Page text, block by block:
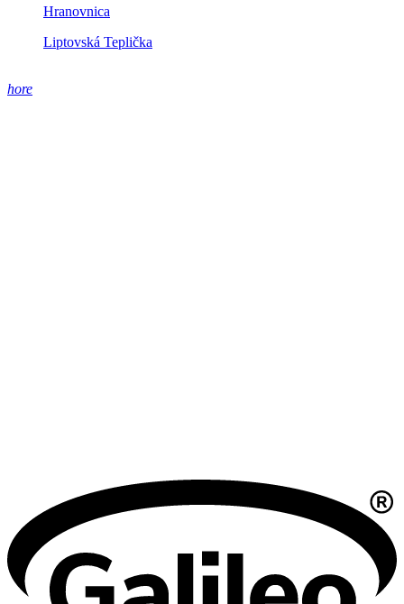
Hranovnica
Liptovská Teplička
hore